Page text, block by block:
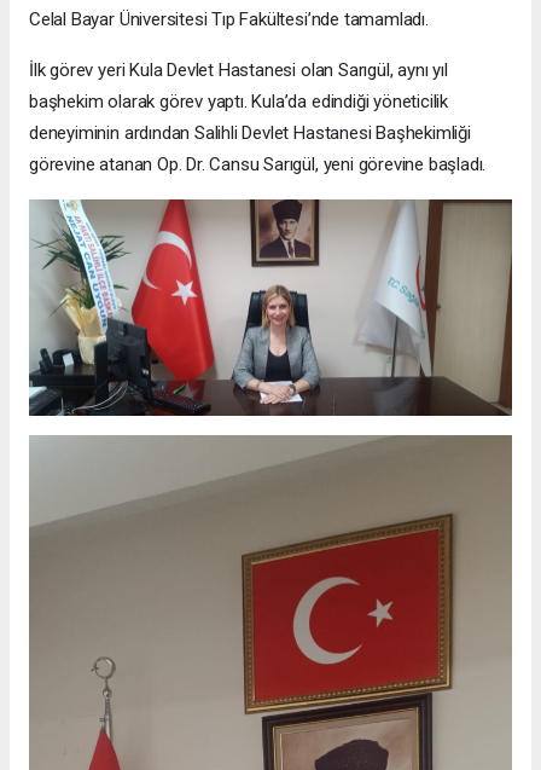
Celal Bayar Üniversitesi Tıp Fakültesi’nde tamamladı.
İlk görev yeri Kula Devlet Hastanesi olan Sarıgül, aynı yıl
başhekim olarak görev yaptı. Kula’da edindiği yöneticilik
deneyiminin ardından Salihli Devlet Hastanesi Başhekimliği
görevine atanan Op. Dr. Cansu Sarıgül, yeni görevine başladı.